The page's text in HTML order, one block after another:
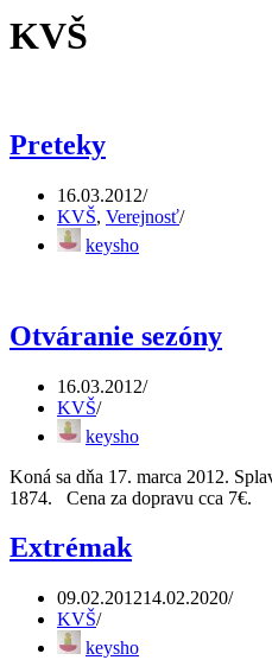
KVŠ
Preteky
16.03.2012
KVŠ, Verejnosť
keysho
Otváranie sezóny
16.03.2012
KVŠ
keysho
Koná sa dňa 17. marca 2012.
1874. Cena za dopravu cca 7€.
Extrémak
09.02.201214.02.2020
KVŠ
keysho